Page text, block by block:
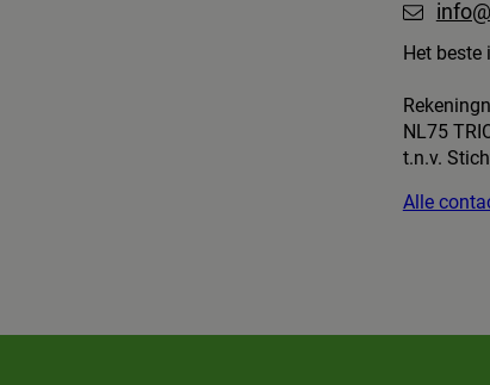
Het beste
NL75
t.n.v.
Alle